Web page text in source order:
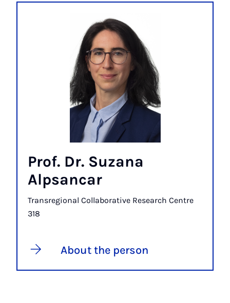
Prof. Dr. Suzana
Alpsancar
Transregional Collaborative Research Centre
318
About the person